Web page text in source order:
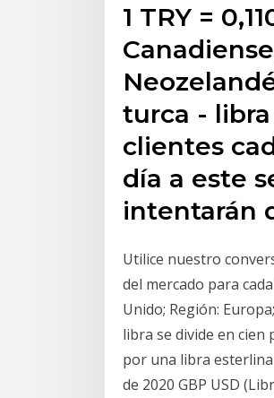
1 TRY =
turca -
clientes
día a este
intentarán
Utilice nuestro
del mercado para
Unido; Región:
libra se divide en cien
por una libra esterlina
de 2020 GBP USD